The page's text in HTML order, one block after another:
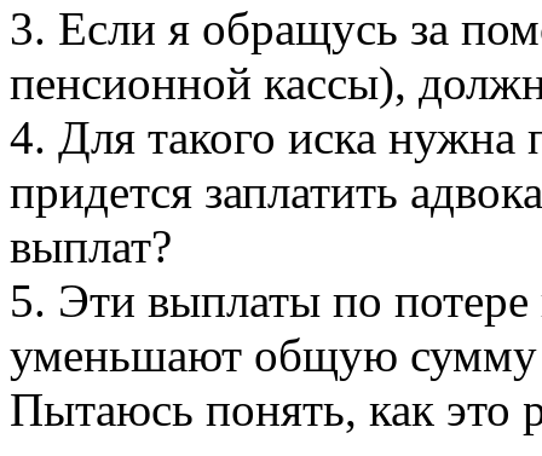
3. Если я обращусь за
пенсионной кассы),
4. Для такого иска нужна
придется заплатить
выплат?
5. Эти выплаты по потере
уменьшают общую сумму
Пытаюсь понять, как это